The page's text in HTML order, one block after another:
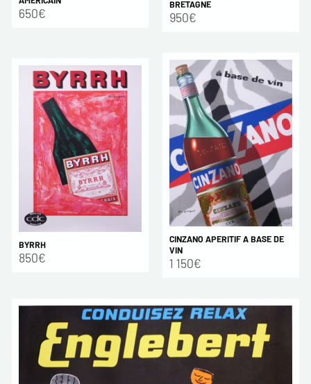
650€
BRETAGNE
950€
BYRRH
850€
CINZANO APERITIF A BASE DE
VIN
1 150€